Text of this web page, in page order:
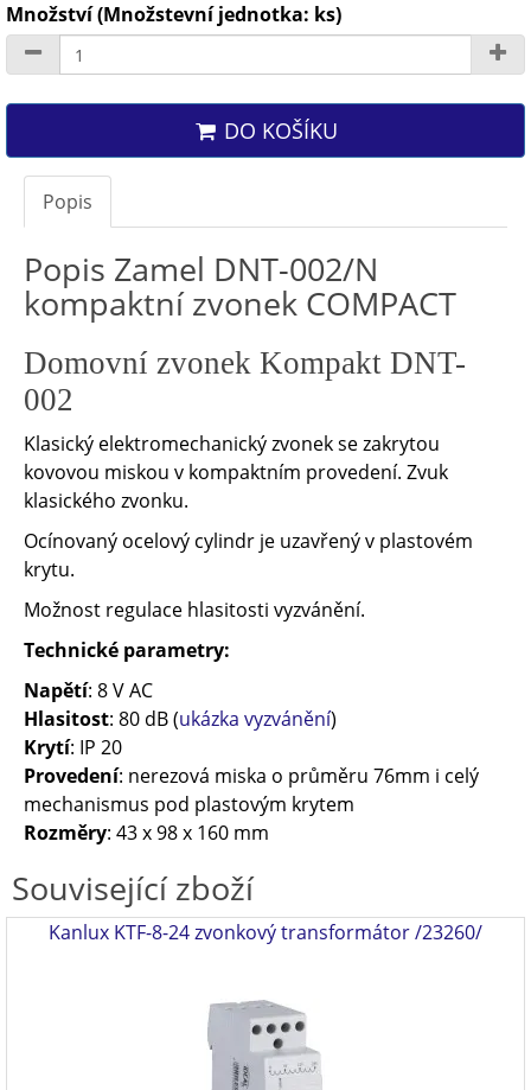
Množství (Množstevní jednotka: ks)
DO KOŠÍKU
Popis
Popis Zamel DNT-002/N
kompaktní zvonek COMPACT
Domovní zvonek Kompakt DNT-
002
Klasický elektromechanický zvonek se zakrytou
kovovou miskou v kompaktním provedení. Zvuk
klasického zvonku.
Ocínovaný ocelový cylindr je uzavřený v plastovém
krytu.
Možnost regulace hlasitosti vyzvánění.
Technické parametry:
Napětí: 8 V AC
Hlasitost: 80 dB (ukázka vyzvánění)
Krytí: IP 20
Provedení: nerezová miska o průměru 76mm i celý
mechanismus pod plastovým krytem
Rozměry: 43 x 98 x 160 mm
Související zboží
Kanlux KTF-8-24 zvonkový transformátor /23260/